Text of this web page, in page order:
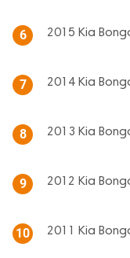
6 2015 Kia
7 2014 Kia
8 2013 Kia
9 2012 Kia
10 2011 Kia